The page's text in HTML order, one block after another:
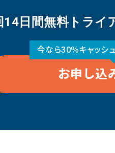
14日間無料トライ
今なら30％キャッシ
お申し込